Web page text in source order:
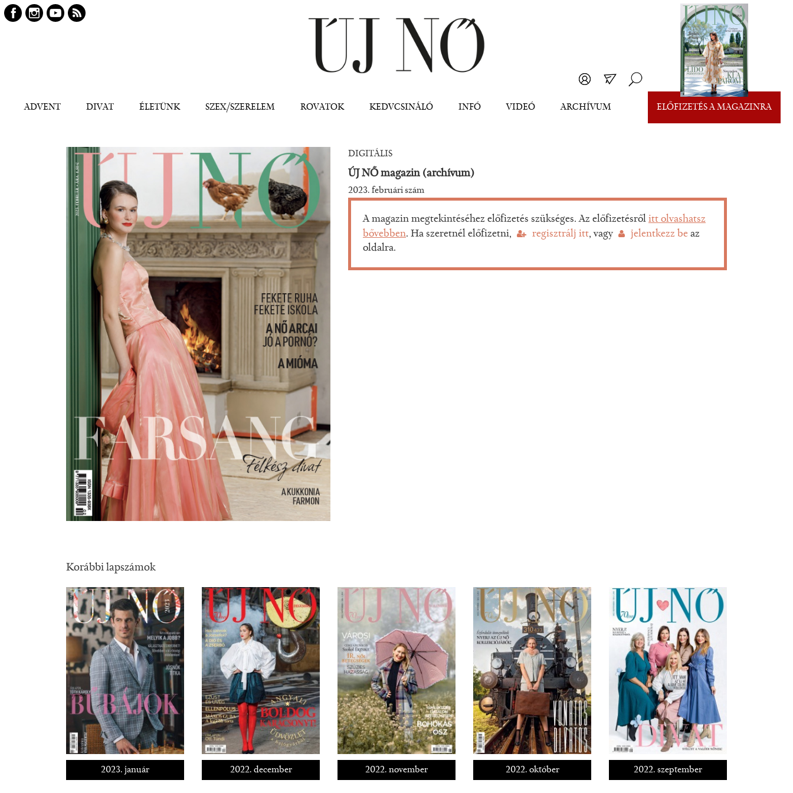
ADVENT DIVAT ÉLETÜNK SZEX/SZERELEM ROVATOK KEDVCSINÁLÓ INFÓ VIDEÓ ARCHÍVUM ELŐFIZETÉS A MAGAZINRA
DIGITÁLIS
ÚJ NŐ magazin (archívum)
2023. februári szám
A magazin megtekintéséhez előfizetés szükséges. Az előfizetésről itt olvashatsz
bővebben. Ha szeretnél előfizetni, regisztrálj itt, vagy jelentkezz be az
oldalra.
Korábbi lapszámok
2023. január 2022. december 2022. november 2022. október 2022. szeptember